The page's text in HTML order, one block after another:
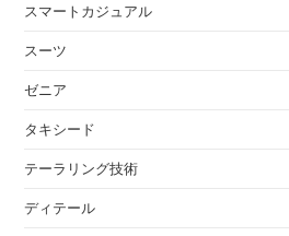
スマートカジュアル
スーツ
ゼニア
タキシード
テーラリング技術
ディテール